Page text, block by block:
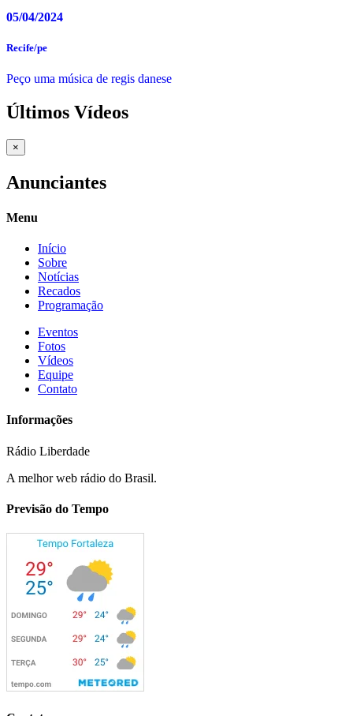
05/04/2024
Recife/pe
Peço uma música de regis danese
Últimos Vídeos
×
Anunciantes
Menu
Início
Sobre
Notícias
Recados
Programação
Eventos
Fotos
Vídeos
Equipe
Contato
Informações
Rádio Liberdade
A melhor web rádio do Brasil.
Previsão do Tempo